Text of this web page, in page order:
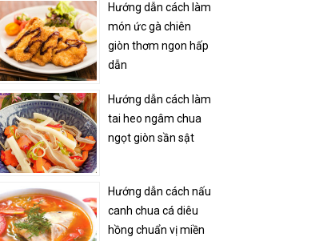
Hướng dẫn cách làm
món ức gà chiên
giòn thơm ngon hấp
dẫn
Hướng dẫn cách làm
tai heo ngâm chua
ngọt giòn sần sật
Hướng dẫn cách nấu
canh chua cá diêu
hồng chuẩn vị miền